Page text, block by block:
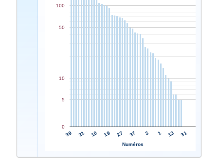
39 21 10 19 27 37 3 1 13 31
0
5
10
50
100
Numéros